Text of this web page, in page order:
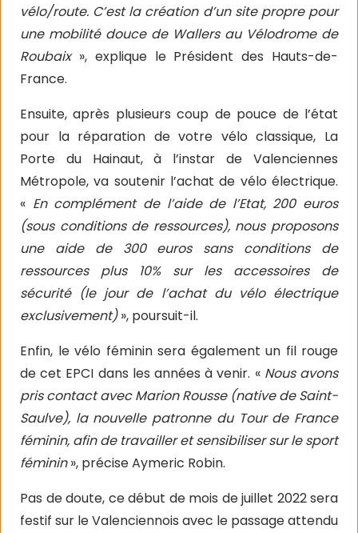
vélo/route. C’est la création d’un site propre pour
une mobilité douce de Wallers au Vélodrome de
Roubaix», explique le Président des Hauts-de-
France.
Ensuite, après plusieurs coup de pouce de l’état
pour la réparation de votre vélo classique, La
Porte du Hainaut, à l’instar de Valenciennes
Métropole, va soutenir l’achat de vélo électrique.
« En complément de l’aide de l’Etat, 200 euros
(sous conditions de ressources), nous proposons
une aide de 300 euros sans conditions de
ressources plus 10% sur les accessoires de
sécurité (le jour de l’achat du vélo électrique
exclusivement)», poursuit-il.
Enfin, le vélo féminin sera également un fil rouge
de cet EPCI dans les années à venir. « Nous avons
pris contact avec Marion Rousse (native de Saint-
Saulve), la nouvelle patronne du Tour de France
féminin, afin de travailler et sensibiliser sur le sport
féminin», précise Aymeric Robin.
Pas de doute, ce début de mois de juillet 2022 sera
festif sur le Valenciennois avec le passage attendu